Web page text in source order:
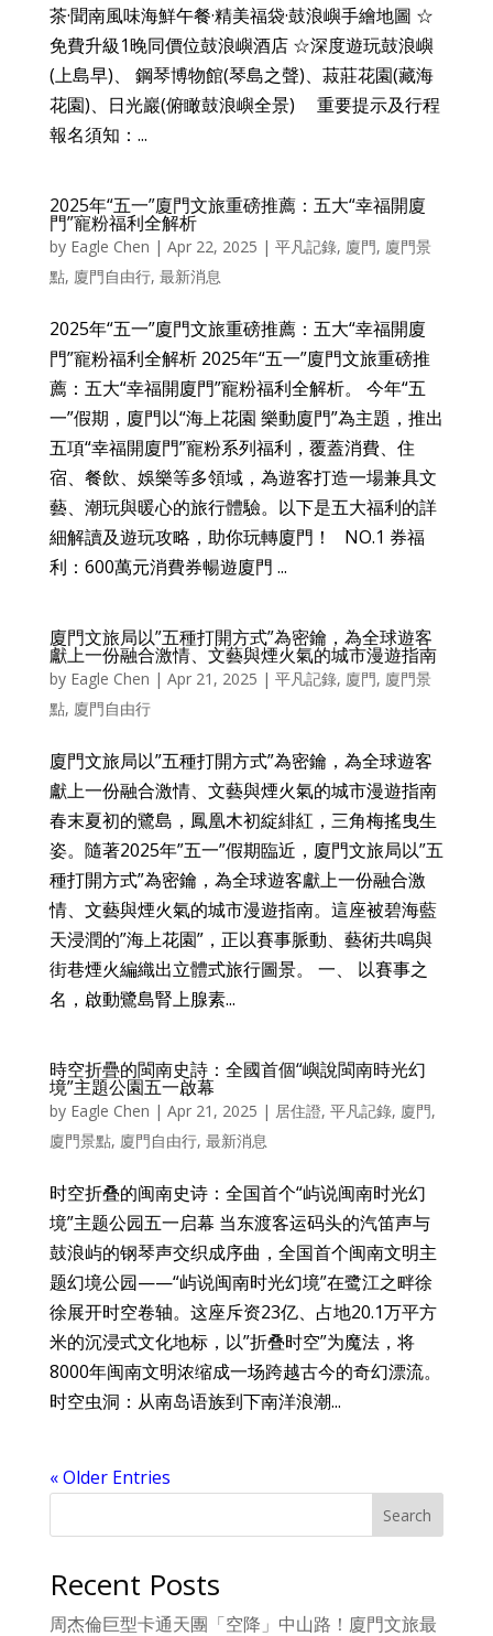
茶·聞南風味海鮮午餐·精美福袋·鼓浪嶼手繪地圖 ☆
免費升級1晚同價位鼓浪嶼酒店 ☆深度遊玩鼓浪嶼
(上島早)、 鋼琴博物館(琴島之聲)、菽莊花園(藏海
花園)、日光巖(俯瞰鼓浪嶼全景) 重要提示及行程
報名須知：...
2025年“五一”廈門文旅重磅推薦：五大“幸福開廈
門”寵粉福利全解析
by Eagle Chen | Apr 22, 2025 | 平凡記錄, 廈門, 廈門景
點, 廈門自由行, 最新消息
2025年“五一”廈門文旅重磅推薦：五大“幸福開廈
門”寵粉福利全解析 2025年“五一”廈門文旅重磅推
薦：五大“幸福開廈門”寵粉福利全解析。 今年“五
一”假期，廈門以“海上花園 樂動廈門”為主題，推出
五項“幸福開廈門”寵粉系列福利，覆蓋消費、住
宿、餐飲、娛樂等多領域，為遊客打造一場兼具文
藝、潮玩與暖心的旅行體驗。以下是五大福利的詳
細解讀及遊玩攻略，助你玩轉廈門！ NO.1 券福
利：600萬元消費券暢遊廈門 ...
廈門文旅局以”五種打開方式”為密鑰，為全球遊客
獻上一份融合激情、文藝與煙火氣的城市漫遊指南
by Eagle Chen | Apr 21, 2025 | 平凡記錄, 廈門, 廈門景
點, 廈門自由行
廈門文旅局以”五種打開方式”為密鑰，為全球遊客
獻上一份融合激情、文藝與煙火氣的城市漫遊指南
春末夏初的鷺島，鳳凰木初綻緋紅，三角梅搖曳生
姿。隨著2025年”五一”假期臨近，廈門文旅局以”五
種打開方式”為密鑰，為全球遊客獻上一份融合激
情、文藝與煙火氣的城市漫遊指南。這座被碧海藍
天浸潤的”海上花園”，正以賽事脈動、藝術共鳴與
街巷煙火編織出立體式旅行圖景。 一、 以賽事之
名，啟動鷺島腎上腺素...
時空折疊的閩南史詩：全國首個“嶼說閩南時光幻
境”主題公園五一啟幕
by Eagle Chen | Apr 21, 2025 | 居住證, 平凡記錄, 廈門,
廈門景點, 廈門自由行, 最新消息
时空折叠的闽南史诗：全国首个“屿说闽南时光幻
境”主题公园五一启幕 当东渡客运码头的汽笛声与
鼓浪屿的钢琴声交织成序曲，全国首个闽南文明主
题幻境公园——“屿说闽南时光幻境”在鹭江之畔徐
徐展开时空卷轴。这座斥资23亿、占地20.1万平方
米的沉浸式文化地标，以”折叠时空”为魔法，将
8000年闽南文明浓缩成一场跨越古今的奇幻漂流。
时空虫洞：从南岛语族到下南洋浪潮...
« Older Entries
Search
Recent Posts
周杰倫巨型卡通天團「空降」中山路！廈門文旅最